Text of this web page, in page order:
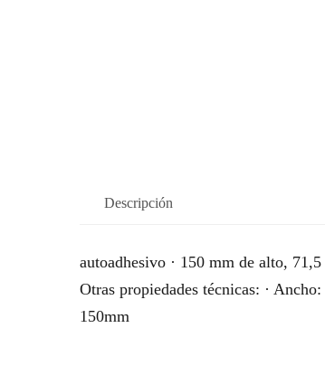
Descripción
autoadhesivo · 150 mm de alto,
Otras propiedades técnicas: ·
150mm